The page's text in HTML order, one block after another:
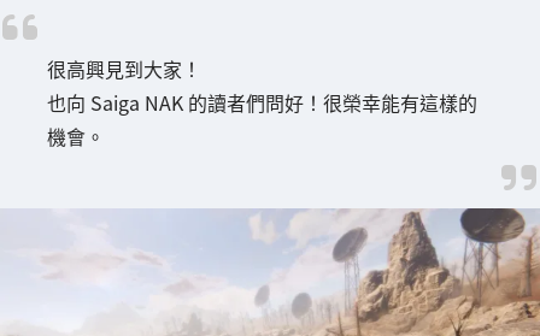
很高興見到大家！
也向 Saiga NAK 的讀者們問好！很榮幸能有這樣的
機會。